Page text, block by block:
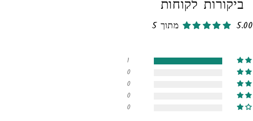
ביקורות לקוחות
5.00 מתוך 5
1
0
0
0
0